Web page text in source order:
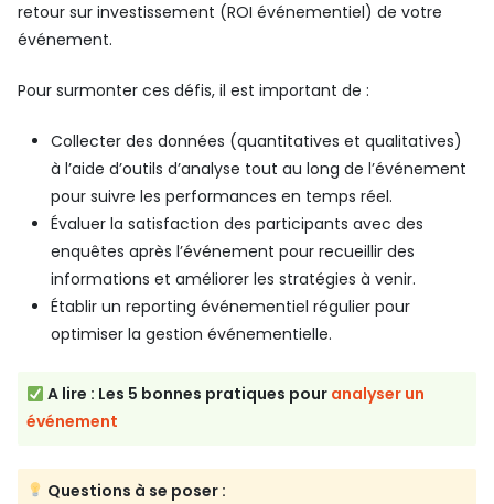
retour sur investissement (ROI événementiel) de votre
événement.
Pour surmonter ces défis, il est important de :
Collecter des données (quantitatives et qualitatives)
à l’aide d’outils d’analyse tout au long de l’événement
pour suivre les performances en temps réel.
Évaluer la satisfaction des participants avec des
enquêtes après l’événement pour recueillir des
informations et améliorer les stratégies à venir.
Établir un reporting événementiel régulier pour
optimiser la gestion événementielle.
A lire : Les 5 bonnes pratiques pour analyser un
événement
Questions à se poser :